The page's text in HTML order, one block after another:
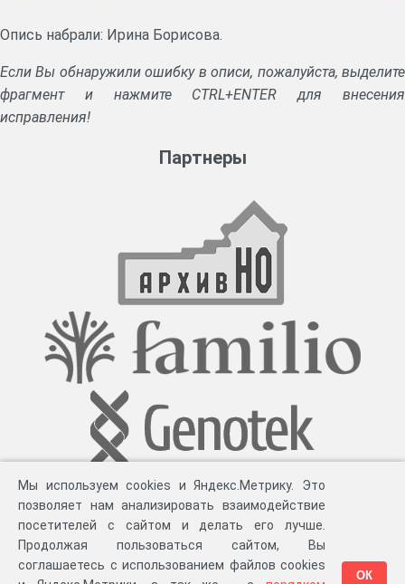
Опись набрали: Ирина Борисова.
Если Вы обнаружили ошибку в описи, пожалуйста, выделите
фрагмент и нажмите CTRL+ENTER для внесения
исправления!
Партнеры
Мы используем cookies и Яндекс.Метрику. Это
позволяет нам анализировать взаимодействие
посетителей с сайтом и делать его лучше.
Продолжая пользоваться сайтом, Вы
соглашаетесь с использованием файлов cookies
ОК